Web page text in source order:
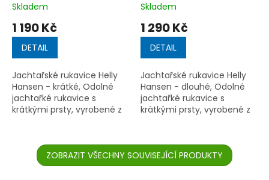
Průměrné
hodnocení
produktu
4,5
5
hvězdiček.
Skladem
1 190 Kč
DETAIL
Jachtařské rukavice Helly
Hansen - krátké, Odolné
jachtařké rukavice s
krátkými prsty, vyrobené z
podmínkách, kde je
potřeba extra...
Průměrné
hodnocení
produktu
5,0
5
hvězdiček.
Skladem
1 290 Kč
DETAIL
Jachtařské rukavice Helly
Hansen - dlouhé, Odolné
jachtařké rukavice s
krátkými prsty, vyrobené z
podmínkách, kde je
potřeba extra...
ZOBRAZIT VŠECHNY SOUVISEJÍCÍ PRODUKTY